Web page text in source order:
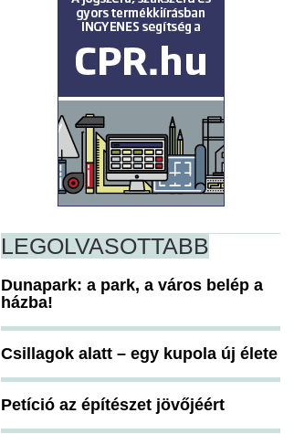
LEGOLVASOTTABB
Dunapark: a park, a város belép a
házba!
Csillagok alatt – egy kupola új élete
Petíció az építészet jövőjéért